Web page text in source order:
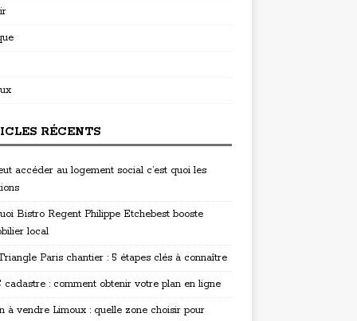
RÉCENTS
accéder au logement social c’est quoi les
Bistro Regent Philippe Etchebest booste
local
Paris chantier : 5 étapes clés à connaître
cadastre : comment obtenir votre plan en ligne
à vendre Limoux : quelle zone choisir pour